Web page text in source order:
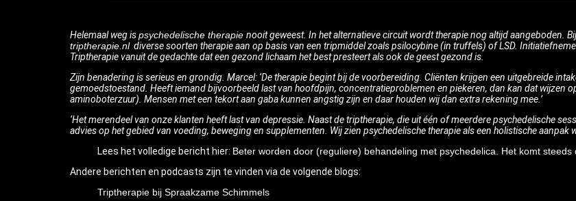
Helemaal weg ispsychedelische therapie nooit geweest. In het alternatieve circuit wordt therapie nog altijd aangeboden.
triptherapie.nldiverse soorten therapie aan op basis van een tripmiddel zoals psilocybine (in truffels) of LSD.
Triptherapie vanuit de gedachte dat een gezond lichaam het best presteert als ook de geest gezond is.
Zijn benadering is serieus en grondig. Marcel: ‘De therapie begint bij de voorbereiding. Cliënten krijgen een uitgebreide
gemoedstoestand. Heeft iemand bijvoorbeeld last van hoofdpijn, concentratieproblemen en piekeren, dan kan dat wijzen
aminoboterzuur). Mensen met een tekort aan gaba kunnen angstig zijn en daar houden wij dan extra rekening mee.’
‘Het merendeel van onze klanten heeft last van depressie. Naast de triptherapie, die uit één of meerdere psychedelische
advies op het gebied van voeding, beweging en supplementen. Wij zien psychedelische therapie als een holistische aanpak
Lees het volledige bericht hier: Beter worden door (reguliere) behandeling met psychedelica. Het komt steeds
Andere berichten en podcasts zijn te vinden via de volgende blogs:
Triptherapie bij Spraakzame Schimmels